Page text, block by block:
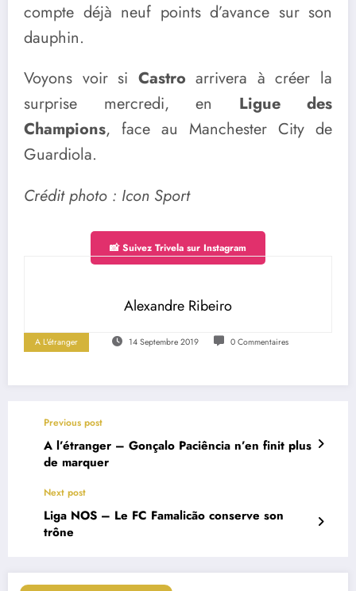
compte déjà neuf points d’avance sur son
dauphin.
Voyons voir si Castro arrivera à créer la
surprise mercredi, en Ligue des
Champions, face au Manchester City de
Guardiola.
Crédit photo : Icon Sport
📸 Suivez Trivela sur Instagram
Alexandre Ribeiro
A L'étranger 14 Septembre 2019 0 Commentaires
Previous post
A l’étranger – Gonçalo Paciência n’en finit plus
de marquer
Next post
Liga NOS – Le FC Famalicão conserve son
trône